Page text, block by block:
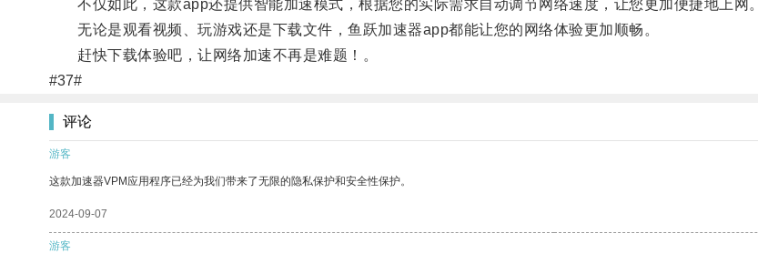
不仅如此，这款app还提供智能加速模式，根据您的实际需求自动调节网络速度，让您更加便捷地上网。
无论是观看视频、玩游戏还是下载文件，鱼跃加速器app都能让您的网络体验更加顺畅。
赶快下载体验吧，让网络加速不再是难题！。
#37#
评论
游客
这款加速器VPM应用程序已经为我们带来了无限的隐私保护和安全性保护。
2024-09-07
游客